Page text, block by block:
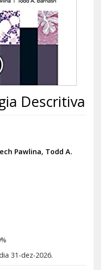
Descritiva
Pawlina, Todd A.
31-dez-2026.